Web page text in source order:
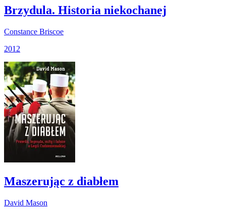
Brzydula. Historia niekochanej
Constance Briscoe
2012
Maszerując z diabłem
David Mason